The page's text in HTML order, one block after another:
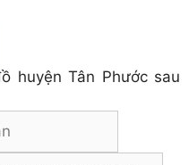
huyện Tân Phước sau